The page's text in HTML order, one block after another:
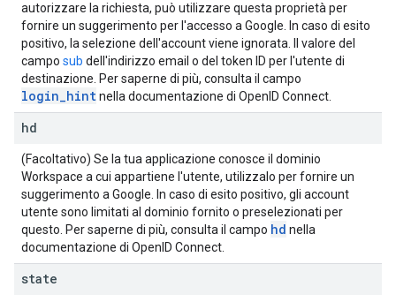
autorizzare la richiesta, può utilizzare questa proprietà per
fornire un suggerimento per l'accesso a Google. In caso di esito
positivo, la selezione dell'account viene ignorata. Il valore del
campo sub dell'indirizzo email o del token ID per l'utente di
destinazione. Per saperne di più, consulta il campo
login_hintnella documentazione di OpenID Connect.
hd
(Facoltativo) Se la tua applicazione conosce il dominio
Workspace a cui appartiene l'utente, utilizzalo per fornire un
suggerimento a Google. In caso di esito positivo, gli account
utente sono limitati al dominio fornito o preselezionati per
questo. Per saperne di più, consulta il campo hd nella
documentazione di OpenID Connect.
state